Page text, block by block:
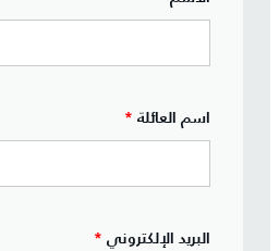
اسم العائلة *
البريد الإلكتروني *